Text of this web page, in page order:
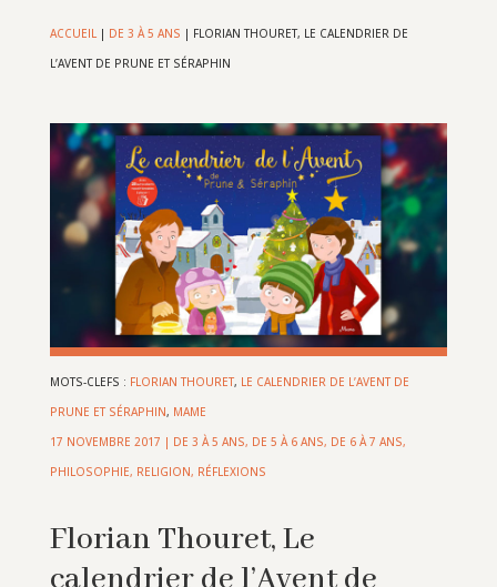
ACCUEIL| DE 3 À 5 ANS | FLORIAN THOURET, LE CALENDRIER DE
L’AVENT DE PRUNE ET SÉRAPHIN
MOTS-CLEFS : FLORIAN THOURET, LE CALENDRIER DE L’AVENT DE
PRUNE ET SÉRAPHIN, MAME
17 NOVEMBRE 2017 | DE 3 À 5 ANS, DE 5 À 6 ANS, DE 6 À 7 ANS,
PHILOSOPHIE, RELIGION, RÉFLEXIONS
Florian Thouret, Le